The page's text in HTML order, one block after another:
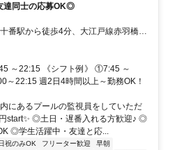
達同士の応募OK◎
番駅から徒歩4分、大江戸線赤羽橋駅
～22:15 《シフト例》 ①7:45 ～
22:15 週2日4時間以上～勤務OK！
にあるプールの監視員をしていただ
start✨ ◎土日・遅番入れる方歓迎♪ ◎
◎学生活躍中・友達と応...
祝のみOK フリーター歓迎
早朝